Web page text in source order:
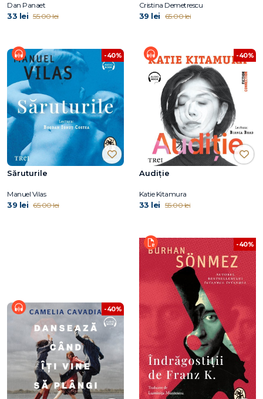
Dan Panaet
33 lei 55.00 lei
Cristina Demetrescu
39 lei 65.00 lei
-40%
Săruturile
Manuel Vilas
39 lei 65.00 lei
-40%
Audiție
Katie Kitamura
33 lei 55.00 lei
-40%
-40%